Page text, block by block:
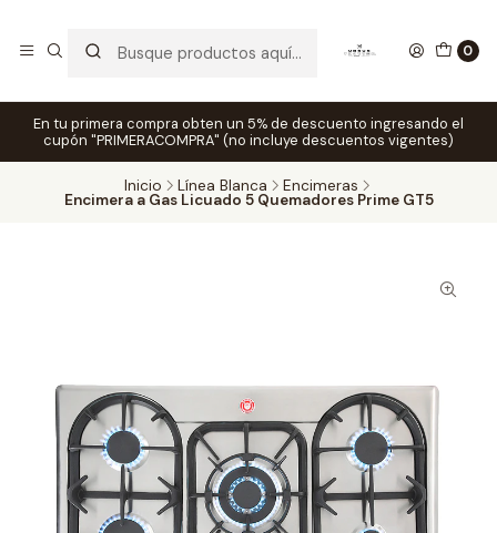
0
En tu primera compra obten un 5% de descuento ingresando el
cupón "PRIMERACOMPRA" (no incluye descuentos vigentes)
Inicio Línea Blanca Encimeras
Encimera a Gas Licuado 5 Quemadores Prime GT5